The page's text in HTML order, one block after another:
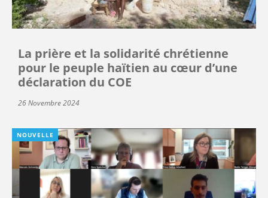
La prière et la solidarité chrétienne
pour le peuple haïtien au cœur d’une
déclaration du COE
26 Novembre 2024
NOUVELLE